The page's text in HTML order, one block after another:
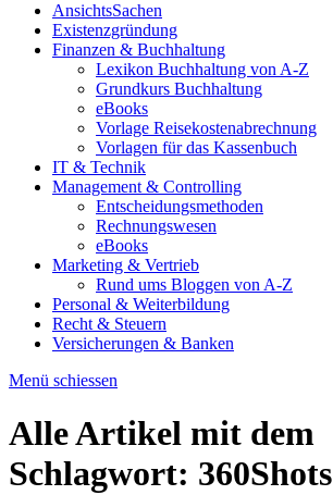
AnsichtsSachen
Existenzgründung
Finanzen & Buchhaltung
Lexikon Buchhaltung von A-Z
Grundkurs Buchhaltung
eBooks
Vorlage Reisekostenabrechnung
Vorlagen für das Kassenbuch
IT & Technik
Management & Controlling
Entscheidungsmethoden
Rechnungswesen
eBooks
Marketing & Vertrieb
Rund ums Bloggen von A-Z
Personal & Weiterbildung
Recht & Steuern
Versicherungen & Banken
Menü schiessen
Alle Artikel mit dem
Schlagwort: 360Shots